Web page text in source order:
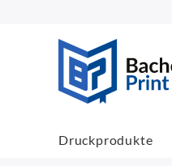
Druckprodukte